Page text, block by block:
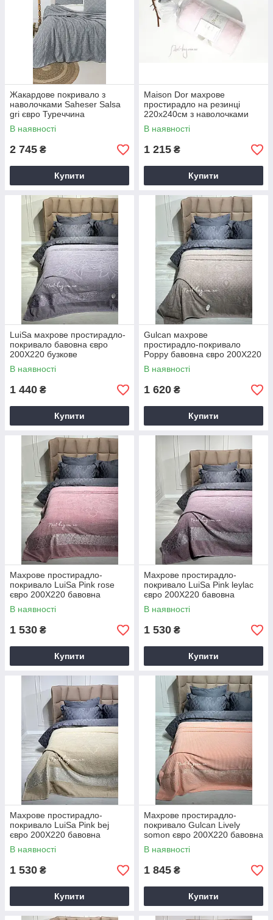
Жакардове покривало з
наволочками Saheser Salsa
gri євро Туреччина
В наявності
2 745 ₴
Купити
Maison Dor махрове
простирадло на резинці
220х240см з наволочками
50х70 світло-рожевий
В наявності
1 215 ₴
Купити
LuiSa махрове простирадло-
покривало бавовна євро
200X220 бузкове
В наявності
1 440 ₴
Купити
Gulcan махрове
простирадло-покривало
Poppy бавовна євро 200X220
бежеве
В наявності
1 620 ₴
Купити
Махрове простирадло-
покривало LuiSa Pink rose
євро 200X220 бавовна
В наявності
1 530 ₴
Купити
Махрове простирадло-
покривало LuiSa Pink leylac
євро 200X220 бавовна
В наявності
1 530 ₴
Купити
Махрове простирадло-
покривало LuiSa Pink bej
євро 200X220 бавовна
В наявності
1 530 ₴
Купити
Махрове простирадло-
покривало Gulcan Lively
somon євро 200X220 бавовна
В наявності
1 845 ₴
Купити